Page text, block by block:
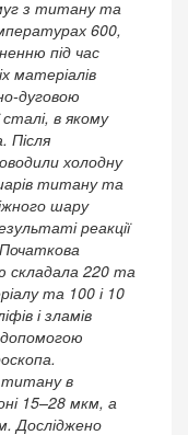
з титану та
600,
під час
матеріалів
дуговою
в якому
Після
холодну
титану та
шару
реакції
складала 220 та
та 100 і 10
і зламів
в
15–28 мкм, а
Досліджено